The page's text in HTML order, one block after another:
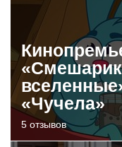
«Чучела»
5 отзывов